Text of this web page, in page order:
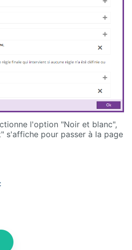
l'option "Noir et blanc",
s'affiche pour passer à la page